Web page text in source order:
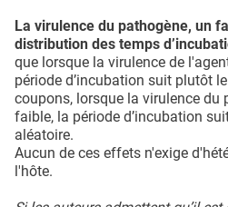
La virulence du pathogène, un
distribution des temps
que lorsque la virulence de
période d’incubation suit plutôt
coupons, lorsque la virulence du
faible, la période d’incubation
aléatoire.
Aucun de ces effets n'exige
l'hôte.